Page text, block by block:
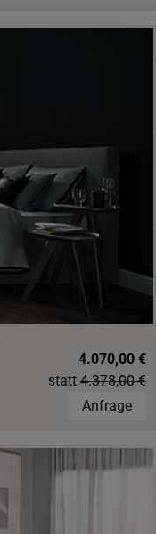
4.070,00 €
statt 4.378,00 €
Anfrage